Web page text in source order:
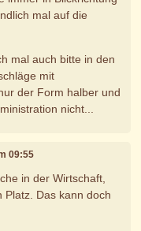
mal auf die
mal auch bitte in den
mit
der Form halber und
nicht...
09:55
in der Wirtschaft,
Platz. Das kann doch